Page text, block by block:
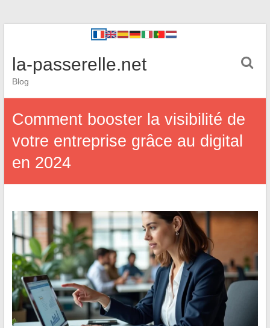
la-passerelle.net
Blog
Comment booster la visibilité de
votre entreprise grâce au digital
en 2024